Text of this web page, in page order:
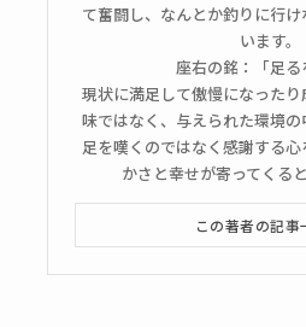
て奮闘し、なんとか釣りに行
います。
座右の銘：「足る
現状に満足して傲慢になった
味ではなく、与えられた環境
足を嘆くのではなく感謝する
かさと幸せが寄ってくる
この著者の記事